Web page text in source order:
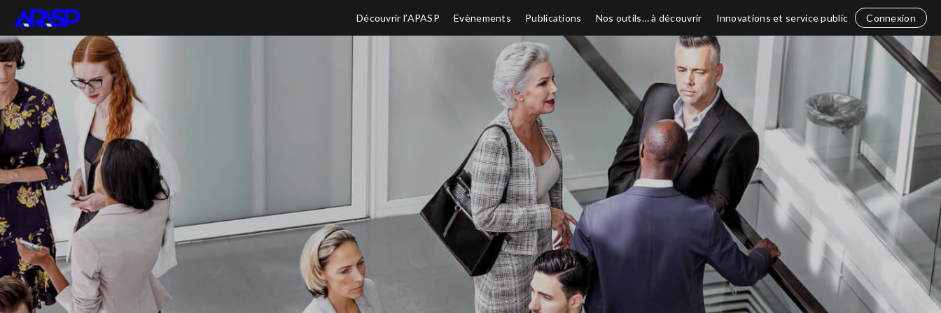
Découvrir l’APASP Evènements Publications Nos outils… à découvrir Innovations et service public Connexion